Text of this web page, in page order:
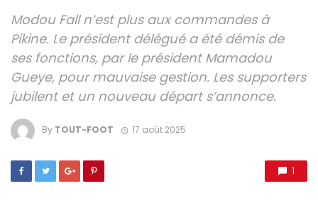
Modou Fall n’est plus aux commandes à
Pikine. Le président délégué a été démis de
ses fonctions, par le président Mamadou
Gueye, pour mauvaise gestion. Les supporters
jubilent et un nouveau départ s’annonce.
By TOUT-FOOT 17 août 2025
1